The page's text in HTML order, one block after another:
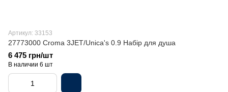
Артикул: 33153
27773000 Croma 3JET/Unica's 0.9 Набір для душа
6 475 грн/шт
В наличии 6 шт